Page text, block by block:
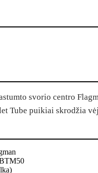
svorio centro
Tube puikiai skrodžia